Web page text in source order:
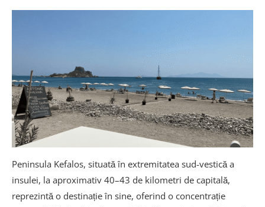
Peninsula Kefalos, situată în extremitatea sud-vestică a
insulei, la aproximativ 40–43 de kilometri de capitală,
reprezintă o destinație în sine, oferind o concentrație